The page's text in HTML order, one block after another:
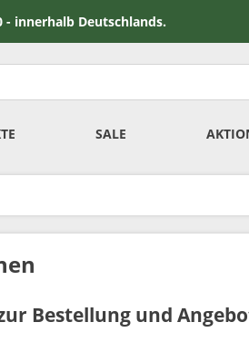
Deutschlands.
SALE
Bestellung und